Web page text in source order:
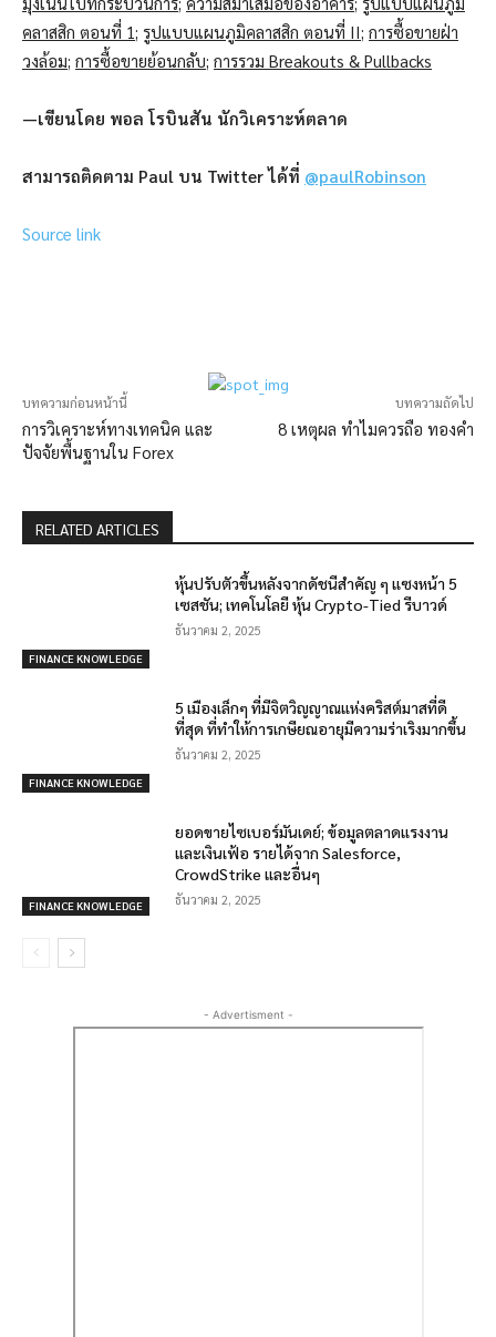
คลาสสิก ตอนที่ 1; รูปแบบแผนภูมิคลาสสิก ตอนที่ II; การซื้อขายฝ่า
วงล้อม; การซื้อขายย้อนกลับ; การรวม Breakouts & Pullbacks
—เขียนโดย พอล โรบินสัน นักวิเคราะห์ตลาด
สามารถติดตาม Paul บน Twitter ได้ที่ @paulRobinson
Source link
บทความก่อนหน้านี้
การวิเคราะห์ทางเทคนิค และ
ปัจจัยพื้นฐานใน Forex
บทความถัดไป
8 เหตุผล ทำไมควรถือ ทองคำ
RELATED ARTICLES
FINANCE KNOWLEDGE
หุ้นปรับตัวขึ้นหลังจากดัชนีสำคัญ ๆ แซงหน้า 5
เซสชัน; เทคโนโลยี หุ้น Crypto-Tied รีบาวด์
ธันวาคม 2, 2025
FINANCE KNOWLEDGE
5 เมืองเล็กๆ ที่มีจิตวิญญาณแห่งคริสต์มาสที่ดี
ที่สุด ที่ทำให้การเกษียณอายุมีความร่าเริงมากขึ้น
ธันวาคม 2, 2025
FINANCE KNOWLEDGE
ยอดขายไซเบอร์มันเดย์; ข้อมูลตลาดแรงงาน
และเงินเฟ้อ รายได้จาก Salesforce,
CrowdStrike และอื่นๆ
ธันวาคม 2, 2025
- Advertisment -